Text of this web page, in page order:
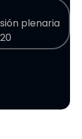
plenaria